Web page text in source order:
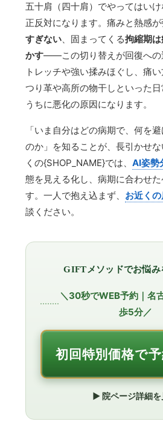
五十肩（四十肩）でやってはい
正反対になります。痛みと熱感
すぎない、固まってくる拘縮期
かす——この切り替えが回復への
トレッチや強い揉みほぐし、痛い
つり革や高所の物干しといった
うちに悪化の原因になります。
「いま自分はどの病期で、何を
のか」を知ることが、長引かせ
くの{SHOP_NAME}では、AI姿勢
態を見える化し、病期に合わせ
す。一人で抱え込まず、 お近く
談ください。
GIFTメソッドでお悩み
＼30秒でWEB予約｜名
歩5分／
初回特別価格で
▶︎ 院ページ詳細を